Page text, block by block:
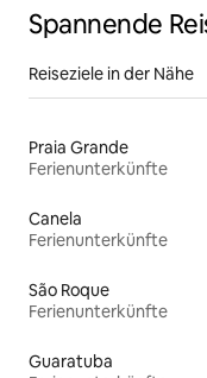
Spannende
Reiseziele in der Nähe
Praia Grande
Ferienunterkünfte
Canela
Ferienunterkünfte
São Roque
Ferienunterkünfte
Guaratuba